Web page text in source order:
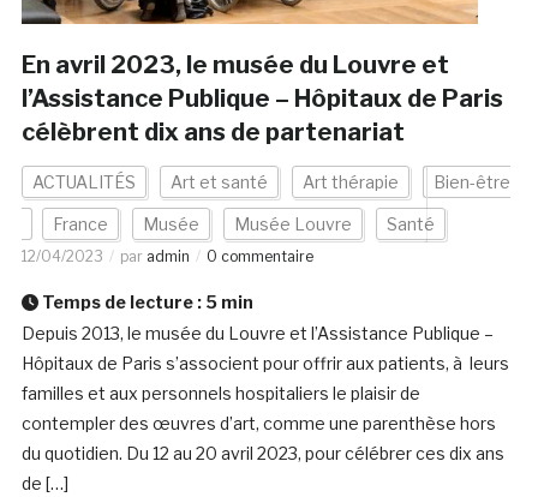
En avril 2023, le musée du Louvre et
l’Assistance Publique – Hôpitaux de Paris
célèbrent dix ans de partenariat
ACTUALITÉS Art et santé Art thérapie Bien-être
France Musée Musée Louvre Santé
12/04/2023 par admin 0 commentaire
Temps de lecture : 5 min
Depuis 2013, le musée du Louvre et l’Assistance Publique –
Hôpitaux de Paris s’associent pour offrir aux patients, à leurs
familles et aux personnels hospitaliers le plaisir de
contempler des œuvres d’art, comme une parenthèse hors
du quotidien. Du 12 au 20 avril 2023, pour célébrer ces dix ans
de […]